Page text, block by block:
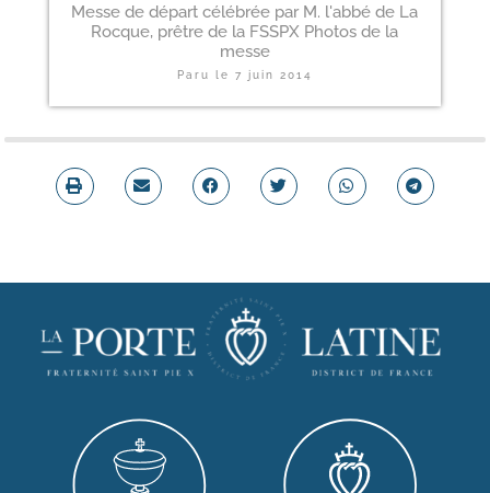
Messe de départ célébrée par M. l'abbé de La
Rocque, prêtre de la FSSPX Photos de la
messe
Paru le 7 juin 2014